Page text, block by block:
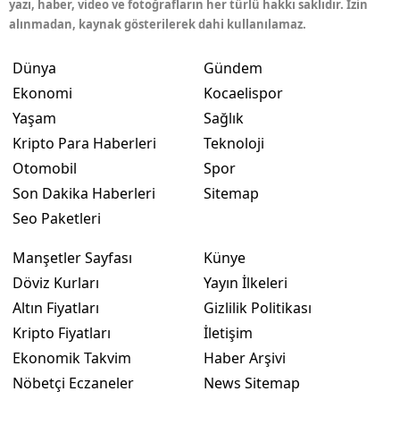
yazı, haber, video ve fotoğrafların her türlü hakkı saklıdır. İzin
alınmadan, kaynak gösterilerek dahi kullanılamaz.
Dünya
Ekonomi
Yaşam
Kripto Para Haberleri
Otomobil
Son Dakika Haberleri
Seo Paketleri
Gündem
Kocaelispor
Sağlık
Teknoloji
Spor
Sitemap
Manşetler Sayfası
Döviz Kurları
Altın Fiyatları
Kripto Fiyatları
Ekonomik Takvim
Nöbetçi Eczaneler
Künye
Yayın İlkeleri
Gizlilik Politikası
İletişim
Haber Arşivi
News Sitemap